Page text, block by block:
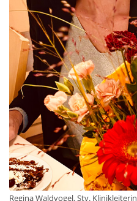
Regina Waldvogel, Stv. Klinikleiterin